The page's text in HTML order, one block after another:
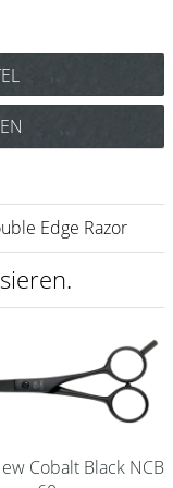
Edge Razor
Cobalt Black NCB